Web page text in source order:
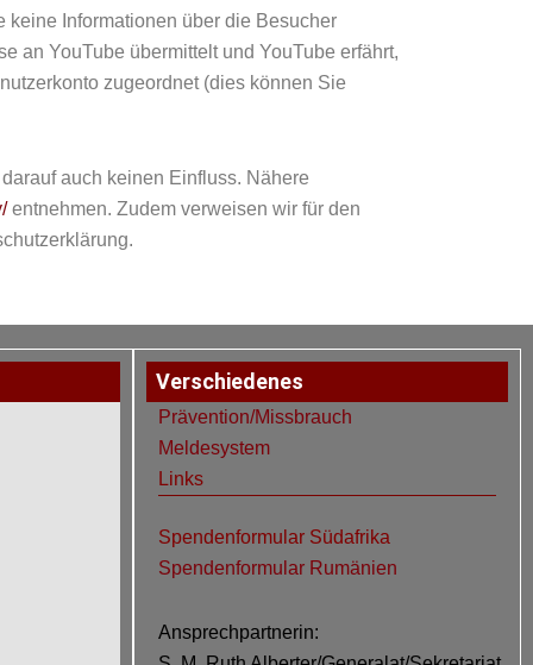
keine Informationen über die Besucher
an YouTube übermittelt und YouTube erfährt,
zugeordnet (dies können Sie
auch keinen Einfluss. Nähere
entnehmen. Zudem verweisen wir für den
Verschiedenes
Prävention/Missbrauch
Meldesystem
Links
Spendenformular Südafrika
Spendenformular Rumänien
Ansprechpartnerin: